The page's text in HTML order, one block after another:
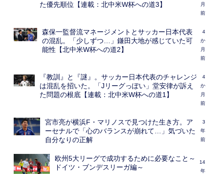
た優先順位【連載：北中米W杯への道3】
月
前
森保一監督流マネージメントとサッカー日本代表
の混乱。「少しずつ…」鎌田大地が感じていた可
能性【北中米W杯への道2】
4
か
月
前
『教訓』と『謎』。サッカー日本代表のチャレンジ
は混乱を招いた。「Jリーグっぽい」堂安律が訴え
た問題の根底【連載：北中米W杯への道1】
4
か
月
前
宮市亮が横浜F・マリノスで見つけた生き方。ア
ーセナルで「心のバランスが崩れて…」気づいた
自分なりの正解
3
年
前
欧州5大リーグで成功するために必要なこと～
ドイツ・ブンデスリーガ編～
14
年